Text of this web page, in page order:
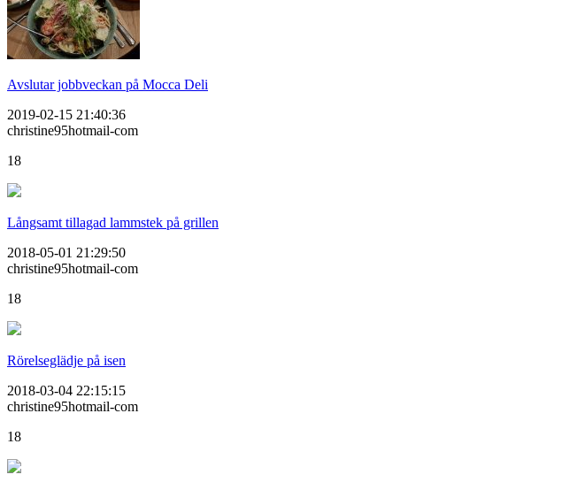
Avslutar jobbveckan på Mocca Deli
2019-02-15 21:40:36
christine95hotmail-com
18
Långsamt tillagad lammstek på grillen
2018-05-01 21:29:50
christine95hotmail-com
18
Rörelseglädje på isen
2018-03-04 22:15:15
christine95hotmail-com
18